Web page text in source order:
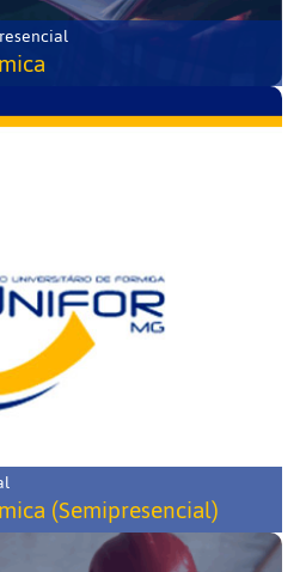
(Semipresencial)